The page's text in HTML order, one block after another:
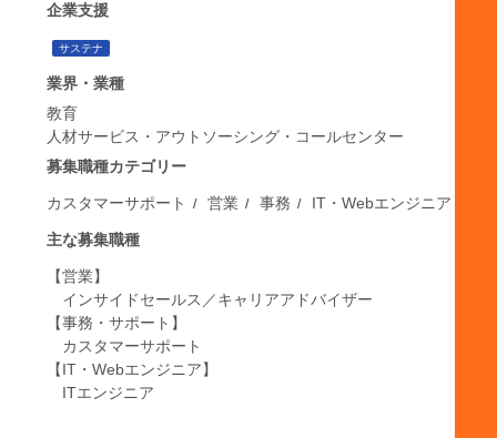
企業支援
サステナ
業界・業種
教育
人材サービス・アウトソーシング・コールセンター
募集職種カテゴリー
カスタマーサポート 営業 事務 IT・Webエンジニア
主な募集職種
【営業】
インサイドセールス／キャリアアドバイザー
【事務・サポート】
カスタマーサポート
【IT・Webエンジニア】
ITエンジニア